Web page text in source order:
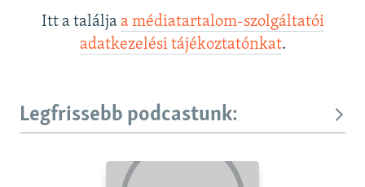
Itt a találja a médiatartalom-szolgáltatói
adatkezelési tájékoztatónkat.
Legfrissebb podcastunk: